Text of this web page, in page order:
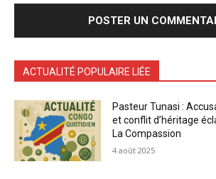
ACTUALITÉ POPULAIRE LIÉE
Pasteur Tunasi :
et conflit d’héritage
La Compassion
4 août 2025